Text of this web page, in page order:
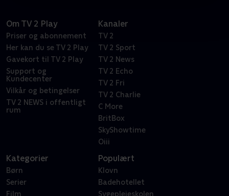
Om TV 2 Play
Priser og abonnement
Her kan du se TV 2 Play
Gavekort til TV 2 Play
Support og
Kundecenter
Vilkår og betingelser
TV 2 NEWS i offentligt
rum
Kanaler
TV 2
TV 2 Sport
TV 2 News
TV 2 Echo
TV 2 Fri
TV 2 Charlie
C More
BritBox
SkyShowtime
Oiii
Kategorier
Børn
Serier
Film
Populært
Klovn
Badehotellet
Sygeplejeskolen